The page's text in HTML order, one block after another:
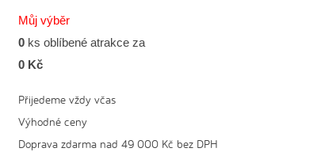
Můj výběr
0 ks oblíbené atrakce za
0 Kč
Přijedeme vždy včas
Výhodné ceny
Doprava zdarma nad 49 000 Kč bez DPH